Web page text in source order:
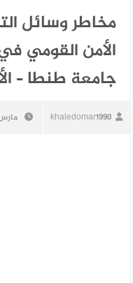
مخاطر وسائل
الأمن القومي
جامعة طنطا –
khaledomar1990 مارس 11,